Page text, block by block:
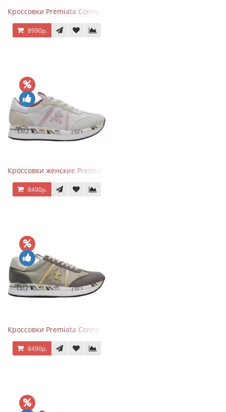
Кроссовки Premiata Conny Gray Brown
8990р.
Кроссовки женские Premiata Conny бежево-серые с розовым
8490р.
Кроссовки Premiata Conny Leather Beige
8490р.